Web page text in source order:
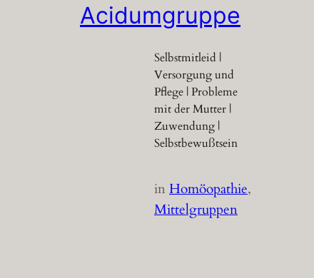
Acidumgruppe
Selbstmitleid |
Versorgung und
Pflege | Probleme
mit der Mutter |
Zuwendung |
Selbstbewußtsein
inHomöopathie
Mittelgruppen